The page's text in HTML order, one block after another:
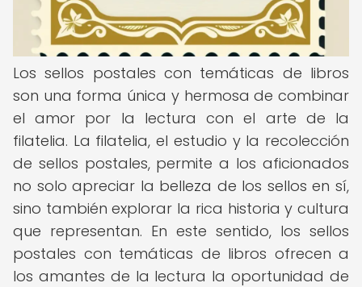
Los sellos postales con temáticas de libros
son una forma única y hermosa de combinar
el amor por la lectura con el arte de la
filatelia. La filatelia, el estudio y la recolección
de sellos postales, permite a los aficionados
no solo apreciar la belleza de los sellos en sí,
sino también explorar la rica historia y cultura
que representan. En este sentido, los sellos
postales con temáticas de libros ofrecen a
los amantes de la lectura la oportunidad de